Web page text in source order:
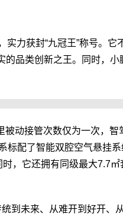
力获封“九冠王”称号。
品类创新之王。同时，
动接管次数仅为一次，
配了智能双腔空气悬挂
，它还拥有同级最大7.7
到未来、从难开到好开、